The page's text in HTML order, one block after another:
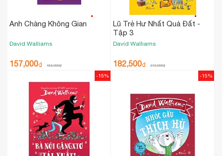
Anh Chàng Không Gian
David Walliams
157,000₫ 185,000₫
Lũ Trẻ Hư Nhất Quả Đất -
Tập 3
David Walliams
182,500₫ 215,000₫
-15% -15%